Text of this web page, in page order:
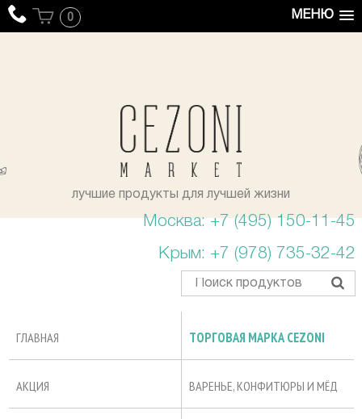
МЕНЮ
0
лучшие продукты для лучшей жизни
Москва: +7 (495) 150-11-45
Крым: +7 (978) 735-32-42
ГЛАВНАЯ ТОРГОВАЯ МАРКА CEZONI
АКЦИЯ ВАРЕНЬЕ, КОНФИТЮРЫ И МЁД